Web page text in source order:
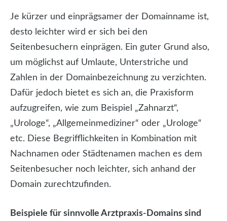
Je kürzer und einprägsamer der Domainname ist,
desto leichter wird er sich bei den
Seitenbesuchern einprägen. Ein guter Grund also,
um möglichst auf Umlaute, Unterstriche und
Zahlen in der Domainbezeichnung zu verzichten.
Dafür jedoch bietet es sich an, die Praxisform
aufzugreifen, wie zum Beispiel „Zahnarzt“,
„Urologe“, „Allgemeinmediziner“ oder „Urologe“
etc. Diese Begrifflichkeiten in Kombination mit
Nachnamen oder Städtenamen machen es dem
Seitenbesucher noch leichter, sich anhand der
Domain zurechtzufinden.
Beispiele für sinnvolle Arztpraxis-Domains sind